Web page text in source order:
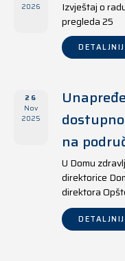
2026
Izvještaj o
pregleda 25
26
Nov
2025
na
U Domu
direktorice
direktora
direktora